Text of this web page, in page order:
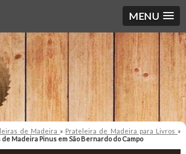
MENU
de Madeira » Prateleira de Madeira para Livros »
Madeira Pinus em São Bernardo do Campo